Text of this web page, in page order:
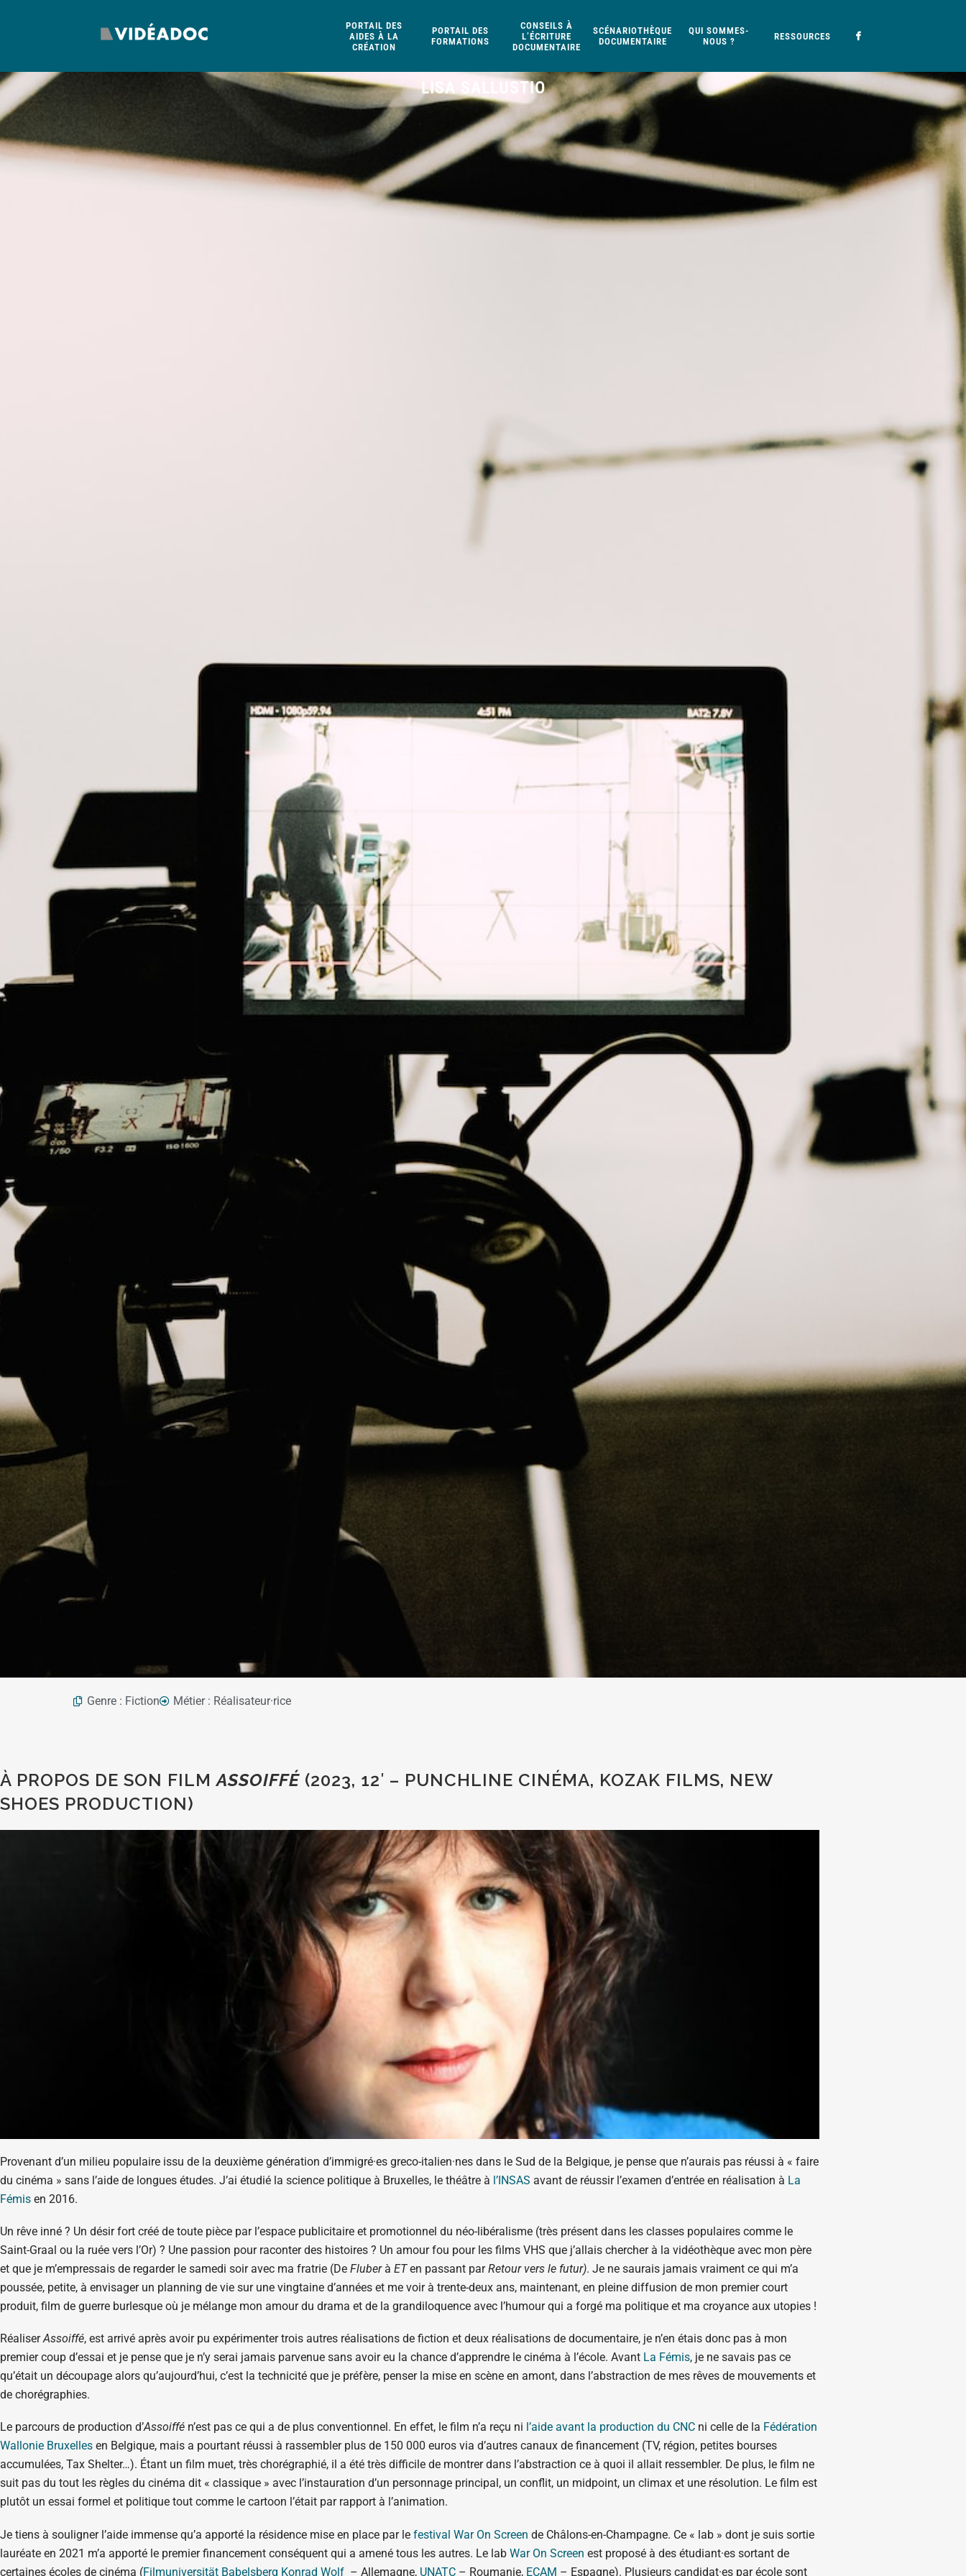
PORTAIL DES
AIDES À LA
CRÉATION
PORTAIL DES
FORMATIONS
CONSEILS À
L’ÉCRITURE
DOCUMENTAIRE
SCÉNARIOTHÈQUE
DOCUMENTAIRE
QUI SOMMES-
NOUS ?
RESSOURCES
LISA SALLUSTIO
Genre : Fiction Métier : Réalisateur·rice
À PROPOS DE SON FILMASSOIFFÉ (2023, 12′ – PUNCHLINE CINÉMA, KOZAK FILMS, NEW
SHOES PRODUCTION)
Provenant d’un milieu populaire issu de la deuxième génération d’immigré·es greco-italien·nes dans le Sud de la Belgique, je pense que n’aurais pas réussi à « faire
du cinéma » sans l’aide de longues études. J’ai étudié la science politique à Bruxelles, le théâtre à l’INSAS avant de réussir l’examen d’entrée en réalisation à La
Fémis en 2016.
Un rêve inné ? Un désir fort créé de toute pièce par l’espace publicitaire et promotionnel du néo-libéralisme (très présent dans les classes populaires comme le
Saint-Graal ou la ruée vers l’Or) ? Une passion pour raconter des histoires ? Un amour fou pour les films VHS que j’allais chercher à la vidéothèque avec mon père
et que je m’empressais de regarder le samedi soir avec ma fratrie (De Fluberà ETen passant parRetour vers le futur). Je ne saurais jamais vraiment ce qui m’a
poussée, petite, à envisager un planning de vie sur une vingtaine d’années et me voir à trente-deux ans, maintenant, en pleine diffusion de mon premier court
produit, film de guerre burlesque où je mélange mon amour du drama et de la grandiloquence avec l’humour qui a forgé ma politique et ma croyance aux utopies !
RéaliserAssoiffé, est arrivé après avoir pu expérimenter trois autres réalisations de fiction et deux réalisations de documentaire, je n’en étais donc pas à mon
premier coup d’essai et je pense que je n’y serai jamais parvenue sans avoir eu la chance d’apprendre le cinéma à l’école. Avant La Fémis, je ne savais pas ce
qu’était un découpage alors qu’aujourd’hui, c’est la technicité que je préfère, penser la mise en scène en amont, dans l’abstraction de mes rêves de mouvements et
de chorégraphies.
Le parcours de production d’Assoiffé n’est pas ce qui a de plus conventionnel. En effet, le film n’a reçu ni l’aide avant la production du CNC ni celle de la Fédération
Wallonie Bruxelles en Belgique, mais a pourtant réussi à rassembler plus de 150 000 euros via d’autres canaux de financement (TV, région, petites bourses
accumulées, Tax Shelter…). Étant un film muet, très chorégraphié, il a été très difficile de montrer dans l’abstraction ce à quoi il allait ressembler. De plus, le film ne
suit pas du tout les règles du cinéma dit « classique » avec l’instauration d’un personnage principal, un conflit, un midpoint, un climax et une résolution. Le film est
plutôt un essai formel et politique tout comme le cartoon l’était par rapport à l’animation.
Je tiens à souligner l’aide immense qu’a apporté la résidence mise en place par le festival War On Screen de Châlons-en-Champagne. Ce « lab » dont je suis sortie
lauréate en 2021 m’a apporté le premier financement conséquent qui a amené tous les autres. Le lab War On Screen est proposé à des étudiant·es sortant de
certaines écoles de cinéma (Filmuniversität Babelsberg Konrad Wolf – Allemagne, UNATC – Roumanie, ECAM – Espagne). Plusieurs candidat·es par école sont